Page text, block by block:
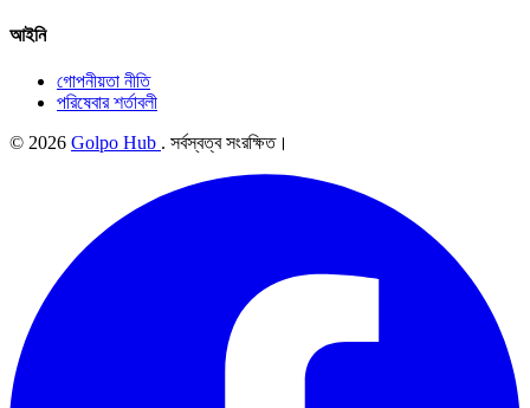
আইনি
গোপনীয়তা নীতি
পরিষেবার শর্তাবলী
© 2026 Golpo Hub . সর্বস্বত্ব সংরক্ষিত।